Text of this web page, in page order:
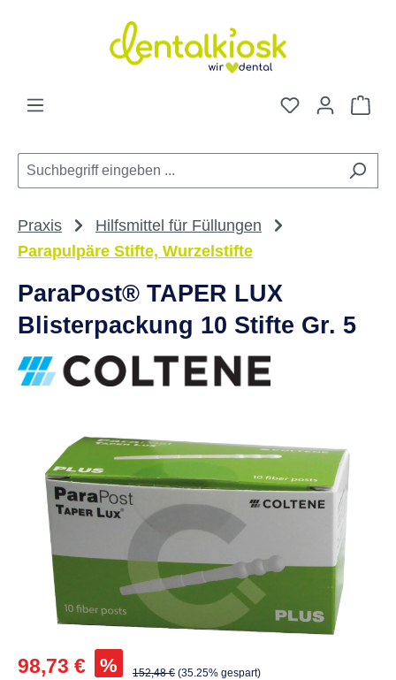
Zum Hauptinhalt springen
Du hast 0
Praxis
Hilfsmittel für Füllungen
Parapulpäre Stifte, Wurzelstifte
ParaPost® TAPER LUX
Blisterpackung 10 Stifte Gr. 5
Abbildungen können vom Original abweichen.
Verkaufspreis:
98,73 € % Regulärer Preis:
152,48 € (35.25% gespart)